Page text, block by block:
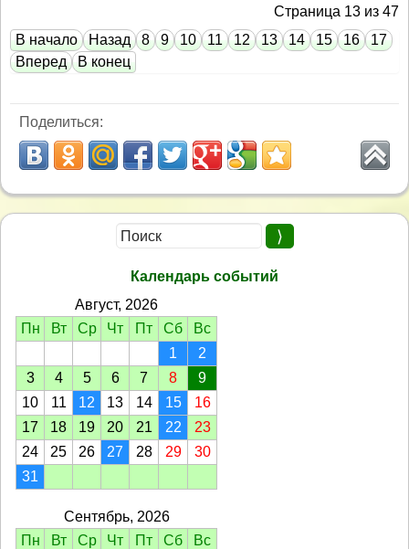
Страница 13 из 47
В начало
Назад 8 9 10 11 12 13 14 15 16
17
Вперед
В конец
Поделиться:
Календарь событий
Август, 2026
Пн
Вт Ср Чт Пт Сб
Вс
1
2
3
4 5 6 7 8
9
10
11 12 13 14 15
16
17
18 19 20 21 22
23
24
25 26 27 28 29
30
31
Сентябрь, 2026
Пн
Вт Ср Чт Пт Сб
Вс